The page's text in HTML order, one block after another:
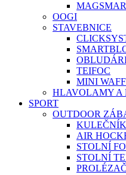
OOGI
STAVEBNICE
TEIFOC
MINI
HLAVOLAMY A
SPORT
OUTDOOR
KULEČNÍK
AIR
STOLNÍ
STOLNÍ